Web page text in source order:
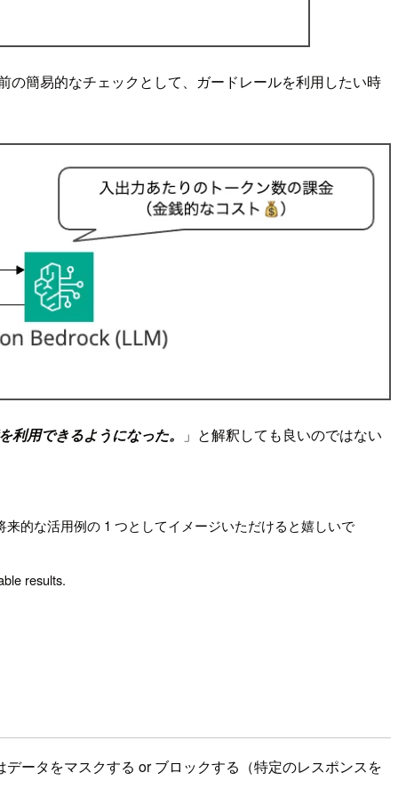
簡易的なチェックとして、ガードレールを利用したい時
用できるようになった。 」と解釈しても良いのではない
的な活用例の 1 つとしてイメージいただけると嬉しいで
results.
ータをマスクする or ブロックする（特定のレスポンスを